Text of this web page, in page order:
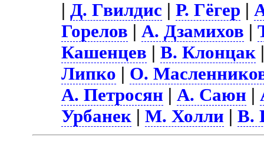
|Д. Гвилдис |Р. Гёгер |
Горелов |А. Дзамихов |
Кашенцев |В. Клонцак
Липко | О.
А. Петросян |А. Саюн |
Урбанек |М. Холли |В.